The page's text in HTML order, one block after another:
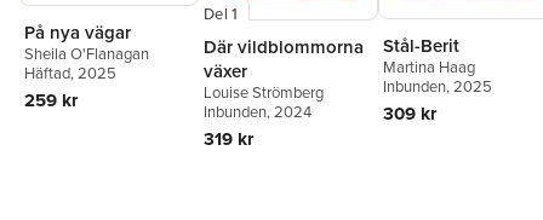
På nya vägar
Sheila O'Flanagan
Häftad, 2025
259 kr
Del 1
Där vildblommorna
växer
Louise Strömberg
Inbunden, 2024
319 kr
Stål-Berit
Martina Haag
Inbunden, 2025
309 kr